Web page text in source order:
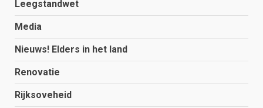
Leegstandwet
Media
Nieuws! Elders in het land
Renovatie
Rijksoveheid